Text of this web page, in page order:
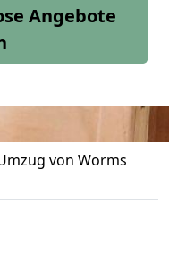
Angebote
von Worms